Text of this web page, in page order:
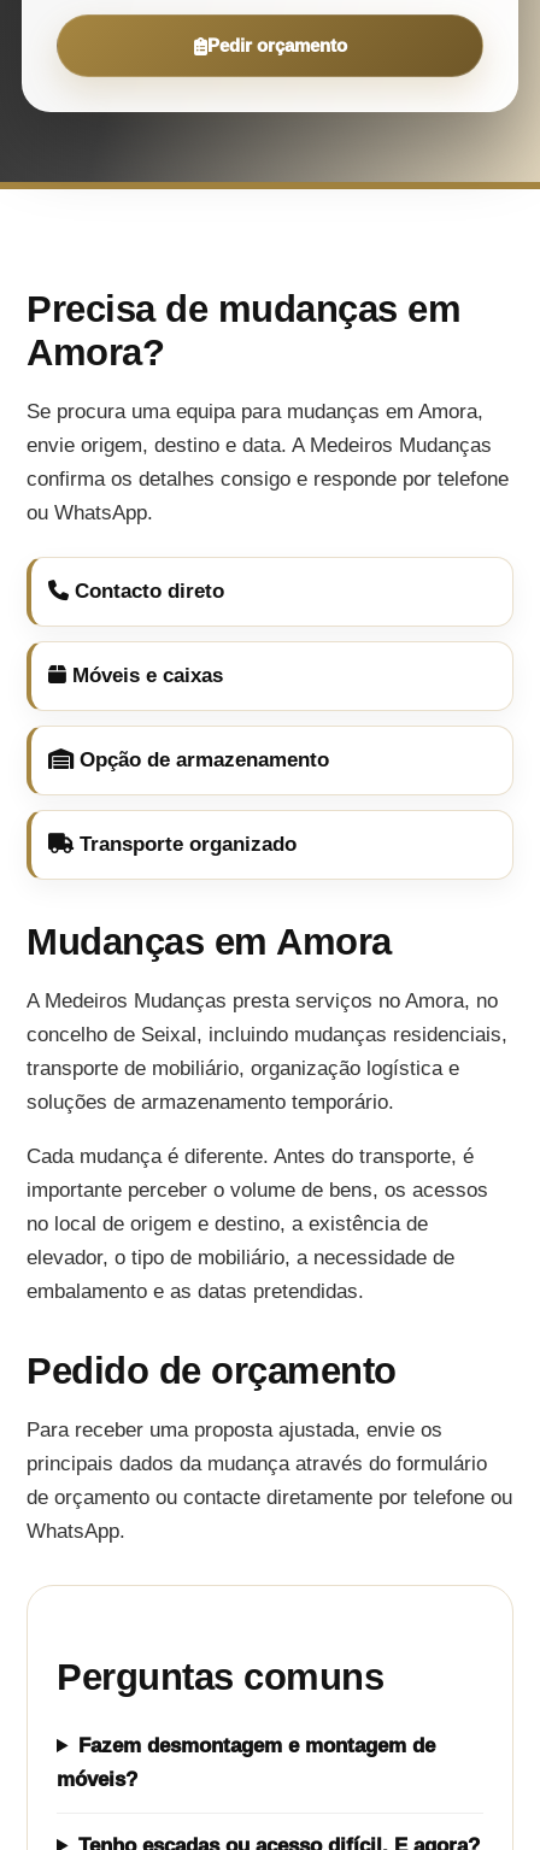
Pedir orçamento
Precisa de mudanças em
Amora?
Se procura uma equipa para mudanças em Amora,
envie origem, destino e data. A Medeiros Mudanças
confirma os detalhes consigo e responde por telefone
ou WhatsApp.
Contacto direto
Móveis e caixas
Opção de armazenamento
Transporte organizado
Mudanças em Amora
A Medeiros Mudanças presta serviços no Amora, no
concelho de Seixal, incluindo mudanças residenciais,
transporte de mobiliário, organização logística e
soluções de armazenamento temporário.
Cada mudança é diferente. Antes do transporte, é
importante perceber o volume de bens, os acessos
no local de origem e destino, a existência de
elevador, o tipo de mobiliário, a necessidade de
embalamento e as datas pretendidas.
Pedido de orçamento
Para receber uma proposta ajustada, envie os
principais dados da mudança através do formulário
de orçamento ou contacte diretamente por telefone ou
WhatsApp.
Perguntas comuns
Fazem desmontagem e montagem de
móveis?